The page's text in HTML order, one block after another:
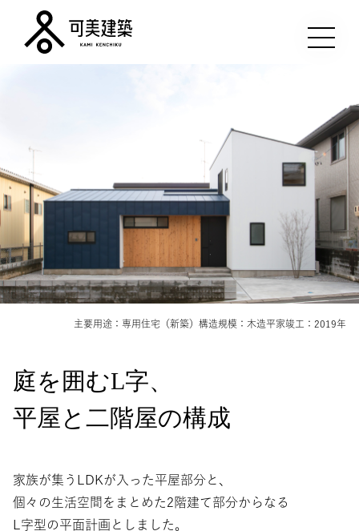
主要用途：専用住宅（新築） 構造規模：木造平家竣工：2019年
庭を囲むL字、
平屋と二階屋の構成
家族が集うLDKが入った平屋部分と、
個々の生活空間をまとめた2階建て部分からなる
L字型の平面計画としました。